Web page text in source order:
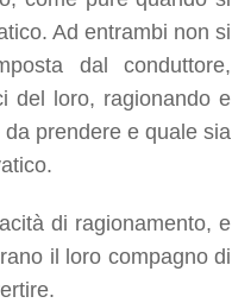
Ad entrambi non si
dal conduttore,
del loro, ragionando e
prendere e quale sia
di ragionamento, e
il loro compagno di